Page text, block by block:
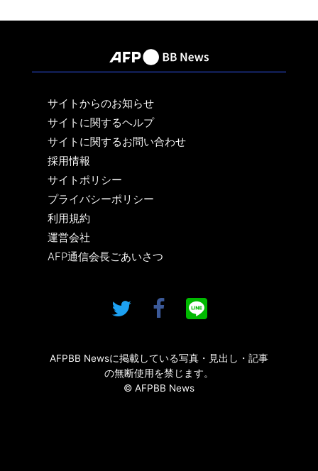
サイトからのお知らせ
サイトに関するヘルプ
サイトに関するお問い合わせ
採用情報
サイトポリシー
プライバシーポリシー
利用規約
運営会社
AFP通信会長ごあいさつ
AFPBB Newsに掲載している写真・見出し・記事
の無断使用を禁じます。
© AFPBB News